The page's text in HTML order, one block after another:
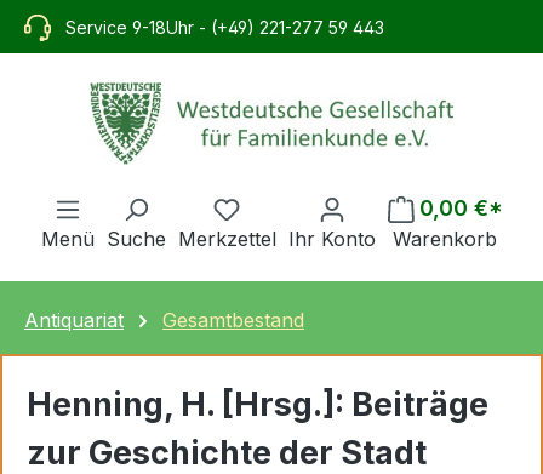
springen
Service 9-18Uhr - (+49) 221-277 59 443
Menü Suche Merkzettel Ihr Konto
0,00 €*
Warenkorb
Antiquariat Gesamtbestand
Henning, H. [Hrsg.]: Beiträge
zur Geschichte der Stadt